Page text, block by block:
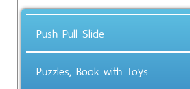
Push Pull Slide
Puzzles, Book with Toys